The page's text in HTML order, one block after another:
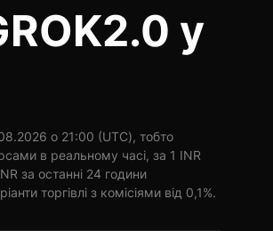
у
о 21:00 (UTC), тобто
в реальному часі, за 1 INR
за останні 24 години
торгівлі з комісіями від 0,1%.